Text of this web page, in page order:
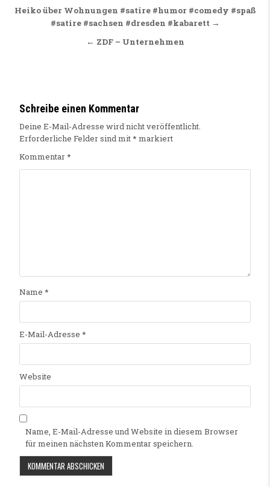
Beitragsnavigation
Heiko über Wohnungen #satire #humor #comedy #spaß
#satire #sachsen #dresden #kabarett →
← ZDF – Unternehmen
Schreibe einen Kommentar
Deine E-Mail-Adresse wird nicht veröffentlicht.
Erforderliche Felder sind mit* markiert
Kommentar*
Name *
E-Mail-Adresse *
Website
Name, E-Mail-Adresse und Website in diesem Browser
für meinen nächsten Kommentar speichern.